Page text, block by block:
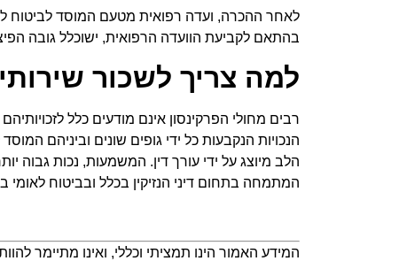
לאחר ההכרה, ועדה רפואית מטעם המוסד לביטוח
בהתאם לקביעת הוועדה הרפואית, ישוכלל גובה
למה צריך לשכור
רבים מחולי הפרקינסון אינם מודעים כלל
הנכויות הנקבעות כל ידי גופים שונים וביניהם
הלב מיוצג על ידי עורך דין. המשמעות, נכות גבוה
המתמחה בתחום דיני הנזיקין בכלל ובביטוח לאומי
המידע האמור הינו תמציתי וכללי, ואינו מתיימר